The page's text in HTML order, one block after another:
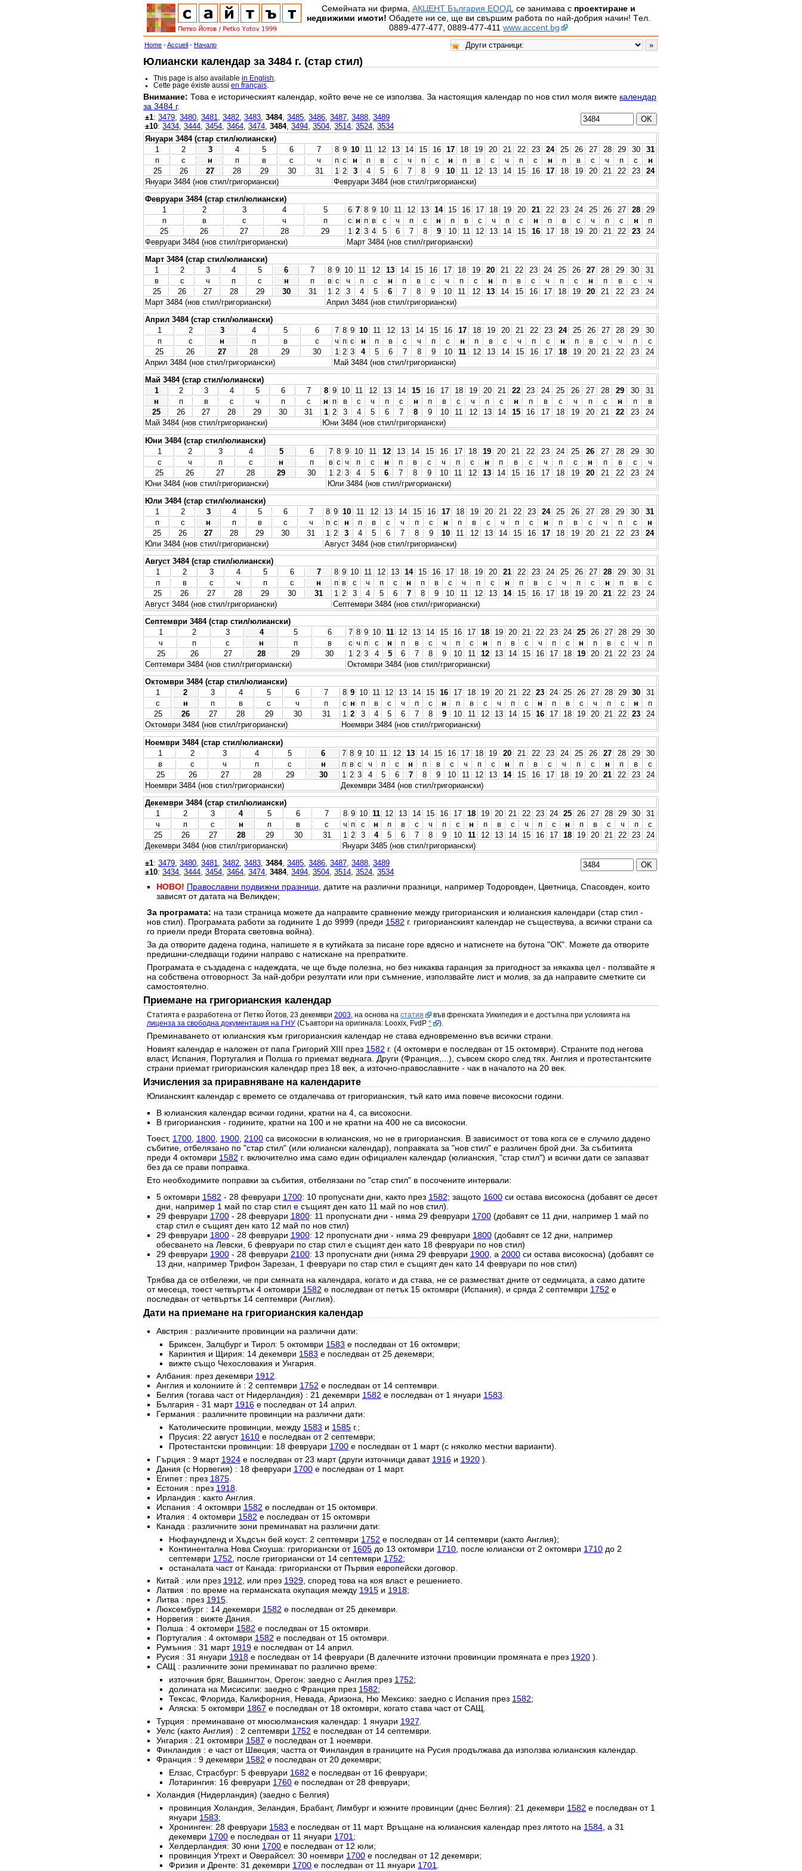
Семейната ни фирма, АКЦЕНТ България ЕООД, се занимава с проектиране и
недвижими имоти! Обадете ни се, ще ви свършим работа по най-добрия начин! Tел.
0889-477-477, 0889-477-411 www.accent.bg
Home -Accueil - Начало
Юлиански календар за 3484 г. (стар стил)
This page is also availablein English
Cette page éxiste aussien français
Внимание: Това е историческият календар, който вече не се използва. За настоящия календар по нов стил моля вижте календар
за 3484 г.
±1: 3479 3480 3481 3482 3483 3484, 3485 3486 3487 3488 3489
±10: 3434 3444 3454 3464 3474 3484, 3494 3504 3514 3524 3534
Януари 3484 (стар стил/юлиански)
1
2 3 4 5 6 7 8 9 10 11 12 13 14 15 16 17 18 19 20 21 22 23 24 25 26 27 28 29 30
31
п
с н п в с ч п с н п в с ч п с н п в с ч п с н п в с ч п с
н
25
26 27 28 29 30 31 1 2 3 4 5 6 7 8 9 10 11 12 13 14 15 16 17 18 19 20 21 22 23
24
Януари 3484 (нов стил/григориански)
Февруари 3484 (нов стил/григориански)
Февруари 3484 (стар стил/юлиански)
1
2 3 4 5 6 7 8 9 10 11 12 13 14 15 16 17 18 19 20 21 22 23 24 25 26 27 28
29
п
в с ч п с н п в с ч п с н п в с ч п с н п в с ч п с н
п
25
26 27 28 29 1 2 3 4 5 6 7 8 9 10 11 12 13 14 15 16 17 18 19 20 21 22 23
24
Февруари 3484 (нов стил/григориански)
Март 3484 (нов стил/григориански)
Март 3484 (стар стил/юлиански)
1
2 3 4 5 6 7 8 9 10 11 12 13 14 15 16 17 18 19 20 21 22 23 24 25 26 27 28 29 30
31
в
с ч п с н п в с ч п с н п в с ч п с н п в с ч п с н п в с
ч
25
26 27 28 29 30 31 1 2 3 4 5 6 7 8 9 10 11 12 13 14 15 16 17 18 19 20 21 22 23
24
Март 3484 (нов стил/григориански)
Април 3484 (нов стил/григориански)
Април 3484 (стар стил/юлиански)
1
2 3 4 5 6 7 8 9 10 11 12 13 14 15 16 17 18 19 20 21 22 23 24 25 26 27 28 29
30
п
с н п в с ч п с н п в с ч п с н п в с ч п с н п в с ч п
с
25
26 27 28 29 30 1 2 3 4 5 6 7 8 9 10 11 12 13 14 15 16 17 18 19 20 21 22 23
24
Април 3484 (нов стил/григориански)
Май 3484 (нов стил/григориански)
Май 3484 (стар стил/юлиански)
1
2 3 4 5 6 7 8 9 10 11 12 13 14 15 16 17 18 19 20 21 22 23 24 25 26 27 28 29 30
31
н
п в с ч п с н п в с ч п с н п в с ч п с н п в с ч п с н п
в
25
26 27 28 29 30 31 1 2 3 4 5 6 7 8 9 10 11 12 13 14 15 16 17 18 19 20 21 22 23
24
Май 3484 (нов стил/григориански)
Юни 3484 (нов стил/григориански)
Юни 3484 (стар стил/юлиански)
1
2 3 4 5 6 7 8 9 10 11 12 13 14 15 16 17 18 19 20 21 22 23 24 25 26 27 28 29
30
с
ч п с н п в с ч п с н п в с ч п с н п в с ч п с н п в с
ч
25
26 27 28 29 30 1 2 3 4 5 6 7 8 9 10 11 12 13 14 15 16 17 18 19 20 21 22 23
24
Юни 3484 (нов стил/григориански)
Юли 3484 (нов стил/григориански)
Юли 3484 (стар стил/юлиански)
1
2 3 4 5 6 7 8 9 10 11 12 13 14 15 16 17 18 19 20 21 22 23 24 25 26 27 28 29 30
31
п
с н п в с ч п с н п в с ч п с н п в с ч п с н п в с ч п с
н
25
26 27 28 29 30 31 1 2 3 4 5 6 7 8 9 10 11 12 13 14 15 16 17 18 19 20 21 22 23
24
Юли 3484 (нов стил/григориански)
Август 3484 (нов стил/григориански)
Август 3484 (стар стил/юлиански)
1
2 3 4 5 6 7 8 9 10 11 12 13 14 15 16 17 18 19 20 21 22 23 24 25 26 27 28 29 30
31
п
в с ч п с н п в с ч п с н п в с ч п с н п в с ч п с н п в
с
25
26 27 28 29 30 31 1 2 3 4 5 6 7 8 9 10 11 12 13 14 15 16 17 18 19 20 21 22 23
24
Август 3484 (нов стил/григориански)
Септември 3484 (нов стил/григориански)
Септември 3484 (стар стил/юлиански)
1
2 3 4 5 6 7 8 9 10 11 12 13 14 15 16 17 18 19 20 21 22 23 24 25 26 27 28 29
30
ч
п с н п в с ч п с н п в с ч п с н п в с ч п с н п в с ч
п
25
26 27 28 29 30 1 2 3 4 5 6 7 8 9 10 11 12 13 14 15 16 17 18 19 20 21 22 23
24
Септември 3484 (нов стил/григориански)
Октомври 3484 (нов стил/григориански)
Октомври 3484 (стар стил/юлиански)
1
2 3 4 5 6 7 8 9 10 11 12 13 14 15 16 17 18 19 20 21 22 23 24 25 26 27 28 29 30
31
с
н п в с ч п с н п в с ч п с н п в с ч п с н п в с ч п с н
п
25
26 27 28 29 30 31 1 2 3 4 5 6 7 8 9 10 11 12 13 14 15 16 17 18 19 20 21 22 23
24
Октомври 3484 (нов стил/григориански)
Ноември 3484 (нов стил/григориански)
Ноември 3484 (стар стил/юлиански)
1
2 3 4 5 6 7 8 9 10 11 12 13 14 15 16 17 18 19 20 21 22 23 24 25 26 27 28 29
30
в
с ч п с н п в с ч п с н п в с ч п с н п в с ч п с н п в
с
25
26 27 28 29 30 1 2 3 4 5 6 7 8 9 10 11 12 13 14 15 16 17 18 19 20 21 22 23
24
Ноември 3484 (нов стил/григориански)
Декември 3484 (нов стил/григориански)
Декември 3484 (стар стил/юлиански)
1
2 3 4 5 6 7 8 9 10 11 12 13 14 15 16 17 18 19 20 21 22 23 24 25 26 27 28 29 30
31
ч
п с н п в с ч п с н п в с ч п с н п в с ч п с н п в с ч п
с
25
26 27 28 29 30 31 1 2 3 4 5 6 7 8 9 10 11 12 13 14 15 16 17 18 19 20 21 22 23
24
Декември 3484 (нов стил/григориански)
Януари 3485 (нов стил/григориански)
±1: 3479 3480 3481 3482 3483 3484, 3485 3486 3487 3488 3489
±10: 3434 3444 3454 3464 3474 3484, 3494 3504 3514 3524 3534
НОВО! Православни подвижни празници , датите на различни празници, например Тодоровден, Цветница, Спасовден, които
зависят от датата на Великден;
За програмата: на тази страница можете да направите сравнение между григорианския и юлианския календари (стар стил -
нов стил). Програмата работи за годините 1 до 9999 (преди 1582 г. григорианският календар не съществува, а всички страни са
го приели преди Втората световна война).
За да отворите дадена година, напишете я в кутийката за писане горе вдясно и натиснете на бутона "ОК". Можете да отворите
предишни-следващи години направо с натискане на препратките.
Програмата е създадена с надеждата, че ще бъде полезна, но без никаква гаранция за пригодност за някаква цел - ползвайте я
на собствена отговорност. За най-добри резултати или при съмнение, използвайте лист и молив, за да направите сметките си
самостоятелно.
Приемане на григорианския календар
Статията е разработена от Петко Йотов, 23 декември 2003, на основа на статия
във френската Уикипедия и е достъпна при условията на
лиценза за свободна документация на ГНУ(Съавтори на оригинала: Looxix, FvdP * ).
Преминаването от юлианския към григорианския календар не става едновременно във всички страни.
Новият календар е наложен от папа Григорий XIII през 1582 г. (4 октомври е последван от 15 октомври). Страните под негова
власт, Испания, Португалия и Полша го приемат веднага. Други (Франция,...), съвсем скоро след тях. Англия и протестантските
страни приемат григорианския календар през 18 век, а източно-православните - чак в началото на 20 век.
Изчисления за приравняване на календарите
Юлианският календар с времето се отдалечава от григорианския, тъй като има повече високосни години.
В юлианския календар всички години, кратни на 4, са високосни.
В григорианския - годините, кратни на 100 и не кратни на 400 не са високосни.
Тоест, 1700, 1800, 1900, 2100са високосни в юлианския, но не в григорианския. В зависимост от това кога се е случило дадено
събитие, отбелязано по "стар стил" (или юлиански календар), поправката за "нов стил" е различен брой дни. За събитията
преди 4 октомври 1582 г. включително има само един официален календар (юлианския, "стар стил") и всички дати се запазват
без да се прави поправка.
Ето необходимите поправки за събития, отбелязани по "стар стил" в посочените интервали:
5 октомври 1582 - 28 февруари 1700: 10 пропуснати дни, както през 1582; защото 1600си остава високосна (добавят се десет
дни, например 1 май по стар стил е същият ден като 11 май по нов стил).
29 февруари 1700- 28 февруари 1800: 11 пропуснати дни - няма 29 февруари 1700(добавят се 11 дни, например 1 май по
стар стил е същият ден като 12 май по нов стил)
29 февруари 1800- 28 февруари 1900: 12 пропуснати дни - няма 29 февруари 1800(добавят се 12 дни, например
обесването на Левски, 6 февруари по стар стил е същият ден като 18 февруари по нов стил)
29 февруари 1900- 28 февруари 2100: 13 пропуснати дни (няма 29 февруари 1900, а 2000си остава високосна) (добавят се
13 дни, например Трифон Зарезан, 1 февруари по стар стил е същият ден като 14 февруари по нов стил)
Трябва да се отбележи, че при смяната на календара, когато и да става, не се разместват дните от седмицата, а само датите
от месеца, тоест четвъртък 4 октомври 1582 е последван от петък 15 октомври (Испания), и сряда 2 септември 1752 е
последван от четвъртък 14 септември (Англия).
Дати на приемане на григорианския календар
Австрия : различните провинции на различни дати:
Бриксен, Залцбург и Тирол: 5 октомври 1583 е последван от 16 октомври;
Каринтия и Щирия: 14 декември 1583 е последван от 25 декември;
вижте също Чехословакия и Унгария.
Албания: през декември 1912.
Англия и колониите ѝ : 2 септември 1752 е последван от 14 септември.
Белгия (тогава част от Нидерландия) : 21 декември 1582 е последван от 1 януари 1583.
България - 31 март 1916е последван от 14 април.
Германия : различните провинции на различни дати:
Католическите провинции, между 1583 и 1585 г.;
Прусия: 22 август 1610 е последван от 2 септември;
Протестантски провинции: 18 февруари 1700 е последван от 1 март (с няколко местни варианти).
Гърция : 9 март 1924е последван от 23 март (други източници дават 1916и 1920).
Дания (с Норвегия) : 18 февруари 1700е последван от 1 март.
Египет : през 1875.
Естония : през 1918.
Ирландия : както Англия.
Испания : 4 октомври 1582 е последван от 15 октомври.
Италия : 4 октомври 1582 е последван от 15 октомври
Канада : различните зони преминават на различни дати:
Нюфаундленд и Хъдсън бей коуст: 2 септември 1752 е последван от 14 септември (както Англия);
Континентална Нова Скоуша: григориански от 1605 до 13 октомври 1710 , после юлиански от 2 октомври 1710 до 2
септември 1752 , после григориански от 14 септември 1752;
останалата част от Канада: григориански от Първия европейски договор.
Китай : или през 1912, или през 1929, според това на коя власт е решението.
Латвия : по време на германската окупация между 1915и 1918;
Литва : през 1915.
Люксембург : 14 декември 1582 е последван от 25 декември.
Норвегия : вижте Дания.
Полша : 4 октомври 1582 е последван от 15 октомври.
Португалия : 4 октомври 1582 е последван от 15 октомври.
Румъния : 31 март 1919е последван от 14 април.
Русия : 31 януари 1918е последван от 14 февруари (В далечните източни провинции промяната е през 1920).
САЩ : различните зони преминават по различно време:
източния бряг, Вашингтон, Орегон: заедно с Англия през 1752;
долината на Мисисипи: заедно с Франция през 1582;
Тексас, Флорида, Калифорния, Невада, Аризона, Ню Мексико: заедно с Испания през 1582;
Аляска: 5 октомври 1867 е последван от 18 октомври, когато става част от САЩ.
Турция : преминаване от мюсюлманския календар: 1 януари 1927
Уелс (както Англия) : 2 септември 1752 е последван от 14 септември.
Унгария : 21 октомври 1587 е последван от 1 ноември.
Финландия : е част от Швеция; частта от Финландия в границите на Русия продължава да използва юлианския календар.
Франция : 9 декември 1582 е последван от 20 декември;
Елзас, Страсбург: 5 февруари 1682 е последван от 16 февруари;
Лотарингия: 16 февруари 1760 е последван от 28 февруари;
Холандия (Нидерландия) (заедно с Белгия)
провинция Холандия, Зеландия, Брабант, Лимбург и южните провинции (днес Белгия): 21 декември 1582 е последван от 1
януари 1583;
Хронинген: 28 февруари 1583 е последван от 11 март. Връщане на юлианския календар през лятото на 1584 , а 31
декември 1700 е последван от 11 януари 1701 ;
Хелдерландия: 30 юни 1700 е последван от 12 юли;
провинция Утрехт и Оверайсел: 30 ноември 1700 е последван от 12 декември;
Фризия и Дренте: 31 декември 1700 е последван от 11 януари 1701